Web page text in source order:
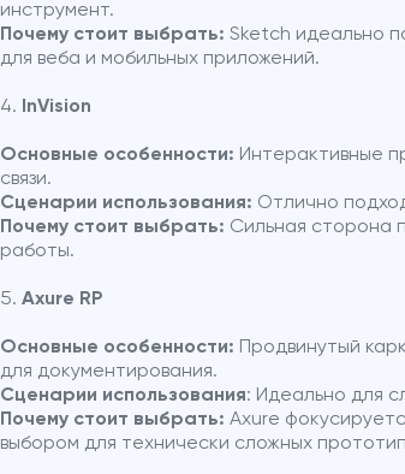
инструмент.
Почему стоит выбрать: Sketch идеально
для веба и мобильных приложений.
InVision
Основные особенности: Интерактивные
связи.
Сценарии использования: Отлично
Почему стоит выбрать: Сильная сторона
работы.
Axure RP
Основные особенности: Продвинутый
для документирования.
Сценарии использования: Идеально для
Почему стоит выбрать: Axure
выбором для технически сложных